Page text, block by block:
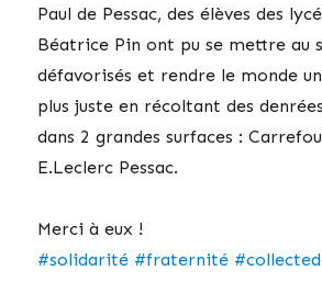
Paul de Pessac, des élèves des
Béatrice Pin ont pu se mettre au
défavorisés et rendre le monde
plus juste en récoltant des
dans 2 grandes surfaces :
E.Leclerc Pessac.
Merci à eux !
#solidarité #fraternité